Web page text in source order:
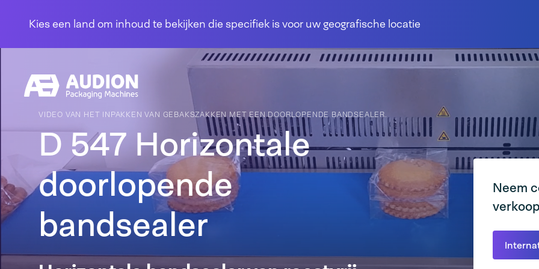
Kies een land om inhoud te bekijken die specifiek is voor uw geografische locatie
VIDEO VAN HET INPAKKEN VAN GEBAKSZAKKEN MET EEN DOORLOPENDE BANDSEALER.
D 547 Horizontale
doorlopende
bandsealer
Neem